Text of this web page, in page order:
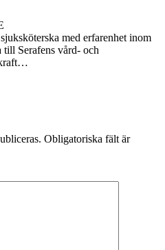
med erfarenhet inom
Serafens vård- och
kraft…
Obligatoriska fält är